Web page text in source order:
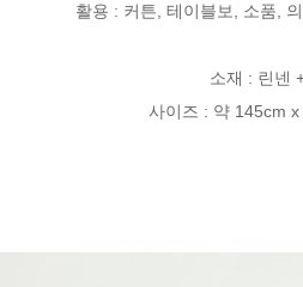
활용 : 커튼, 테이블보, 소품,
소재 : 린넨
사이즈 : 약 145cm